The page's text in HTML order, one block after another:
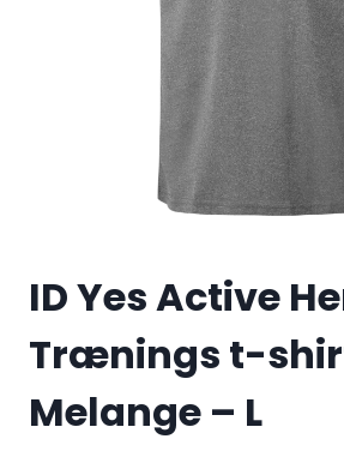
ID Yes Active
Trænings t-
Melange – L